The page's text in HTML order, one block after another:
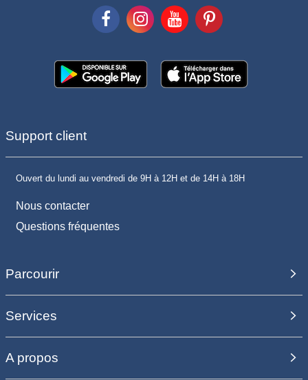
Support client
Ouvert du lundi au vendredi de 9H à 12H et de 14H à 18H
Nous contacter
Questions fréquentes
Parcourir
Services
A propos